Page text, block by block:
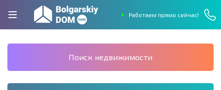
Работаем прямо сейчас!
Поиск недвижимости